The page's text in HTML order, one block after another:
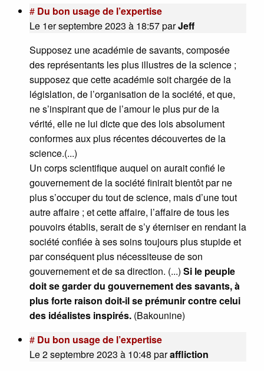
# Du bon usage de l’expertise
Le 1er septembre 2023 à 18:57parJeff
Supposez une académie de savants, composée
des représentants les plus illustres de la science ;
supposez que cette académie soit chargée de la
législation, de l’organisation de la société, et que,
ne s’inspirant que de l’amour le plus pur de la
vérité, elle ne lui dicte que des lois absolument
conformes aux plus récentes découvertes de la
science.(...)
Un corps scientifique auquel on aurait confié le
gouvernement de la société finirait bientôt par ne
plus s’occuper du tout de science, mais d’une tout
autre affaire ; et cette affaire, l’affaire de tous les
pouvoirs établis, serait de s’y éterniser en rendant la
société confiée à ses soins toujours plus stupide et
par conséquent plus nécessiteuse de son
gouvernement et de sa direction. (...) Si le peuple
doit se garder du gouvernement des savants, à
plus forte raison doit-il se prémunir contre celui
des idéalistes inspirés. (Bakounine)
# Du bon usage de l’expertise
Le 2 septembre 2023 à 10:48 paraffliction